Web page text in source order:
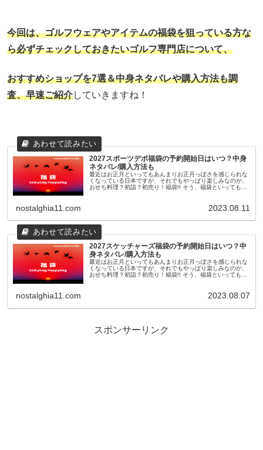
今回は、ゴルフウェアやアイテムの福袋を狙っている方な
ら必ずチェックしておきたいゴルフ専門店について、
おすすめショップを7選＆中身ネタバレや購入方法も調
査、早速ご紹介していきますね！
2027スポーツデポ福袋の予約開始日はいつ？中身
ネタバレ/購入方法も
最近はお正月といってもあんまりお正月っぽさを感じられな
くなっている日本ですが、それでもやっぱり楽しみなのが、
おせち料理？初詣？初売り！福袋!! そう、福袋といっても最
nostalghia11.com 2023.08.11
2027スケッチャーズ福袋の予約開始日はいつ？中
身ネタバレ/購入方法も
最近はお正月といってもあんまりお正月っぽさを感じられな
くなっている日本ですが、それでもやっぱり楽しみなのが、
おせち料理？初詣？初売り！福袋!! そう、福袋といっても最
nostalghia11.com 2023.08.07
スポンサーリンク